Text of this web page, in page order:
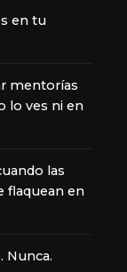
en tu
mentorías
lo ves ni en
las
flaquean en
Nunca.